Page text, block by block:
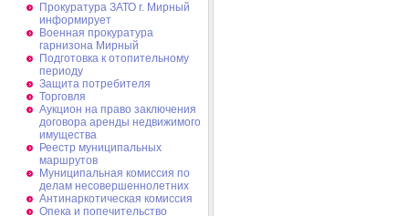
Прокуратура ЗАТО г. Мирный
информирует
Военная прокуратура
гарнизона Мирный
Подготовка к отопительному
периоду
Защита потребителя
Торговля
Аукцион на право заключения
договора аренды недвижимого
имущества
Реестр муниципальных
маршрутов
Муниципальная комиссия по
делам несовершеннолетних
Антинаркотическая комиссия
Опека и попечительство